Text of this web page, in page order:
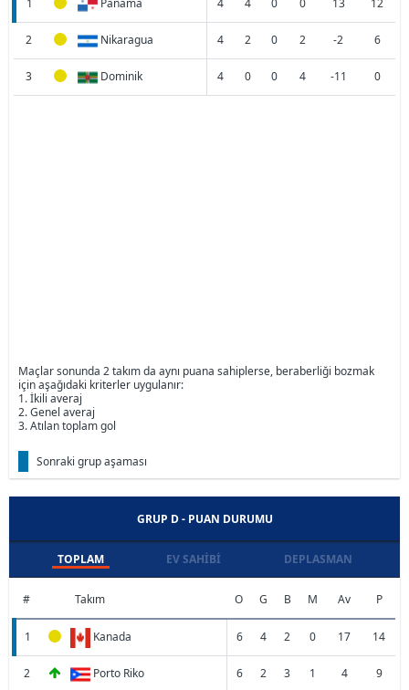
1 Panama 4 4 0 0 13 12
2 Nikaragua 4 2 0 2 -2 6
3 Dominik 4 0 0 4 -11 0
Maçlar sonunda 2 takım da aynı puana sahiplerse, beraberliği bozmak
için aşağıdaki kriterler uygulanır:
1. İkili averaj
2. Genel averaj
3. Atılan toplam gol
Sonraki grup aşaması
GRUP D - PUAN DURUMU
TOPLAM EV SAHIBI DEPLASMAN
# Takım O G B M Av P
1 Kanada 6 4 2 0 17 14
2 Porto Riko 6 2 3 1 4 9